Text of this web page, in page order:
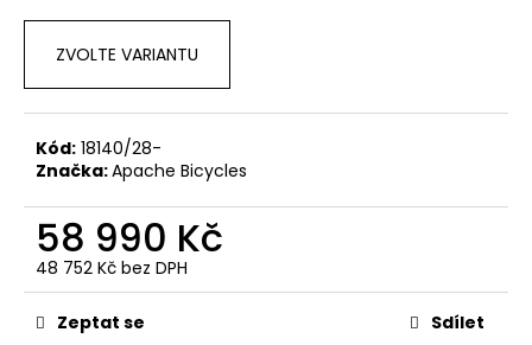
ZVOLTE VARIANTU
Kód: 18140/28-
Značka:Apache Bicycles
58 990 Kč
48 752 Kč bez DPH
Měrná
cena:Zeptat se Sdílet
u
j
e
m
MRX
LIMAX
29"
NX-